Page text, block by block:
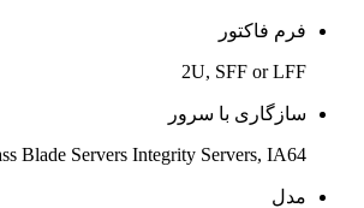
فرم فاکتور
2U, SFF or LFF
سازگاری با سرور
Blade Servers Integrity Servers, IA64
مدل